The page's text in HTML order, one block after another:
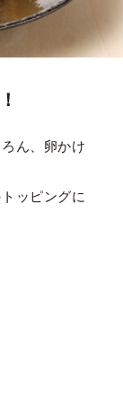
ん、卵かけ
ッピングに